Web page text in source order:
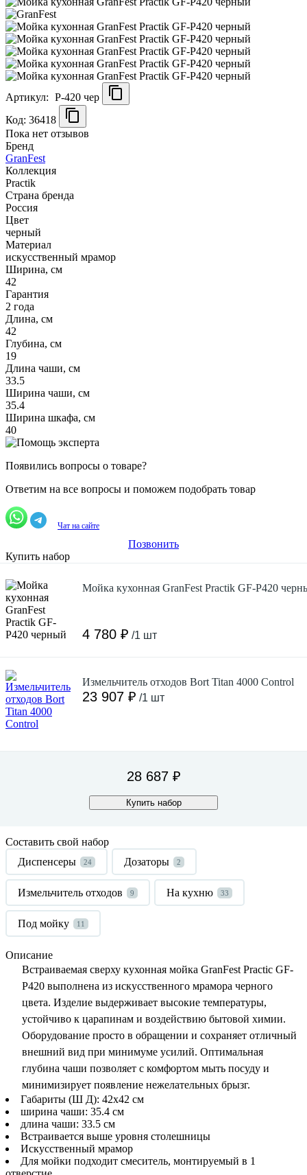
Артикул: P-420 чер
Код: 36418
Пока нет отзывов
Бренд
GranFest
Коллекция
Practik
Страна бренда
Россия
Цвет
черный
Материал
искусственный мрамор
Ширина, см
42
Гарантия
2 года
Длина, см
42
Глубина, см
19
Длина чаши, см
33.5
Ширина чаши, см
35.4
Ширина шкафа, см
40
Появились вопросы о товаре?
Ответим на все вопросы и поможем подобрать товар
Чат на сайте
Позвонить
Купить набор
Мойка кухонная GranFest Practik GF-P420
4 780 ₽ /1 шт
Измельчитель отходов Bort Titan 4000 Control
23 907 ₽ /1 шт
28 687 ₽
Купить набор
Составить свой набор
Диспенсеры
24 Дозаторы 2
Измельчитель отходов 9 На кухню 33
Под мойку 11
Описание
Встраиваемая сверху кухонная мойка GranFest Practic GF-
P420 выполнена из искусственного мрамора черного
цвета. Изделие выдерживает высокие температуры,
устойчиво к царапинам и воздействию бытовой химии.
Оборудование просто в обращении и сохраняет отличный
внешний вид при минимуме усилий. Оптимальная
глубина чаши позволяет с комфортом мыть посуду и
минимизирует появление нежелательных брызг.
Габариты (Ш Д): 42x42 см
ширина чаши: 35.4 см
длина чаши: 33.5 см
Встраивается выше уровня столешницы
Искусственный мрамор
Для мойки подходит смеситель, монтируемый в 1